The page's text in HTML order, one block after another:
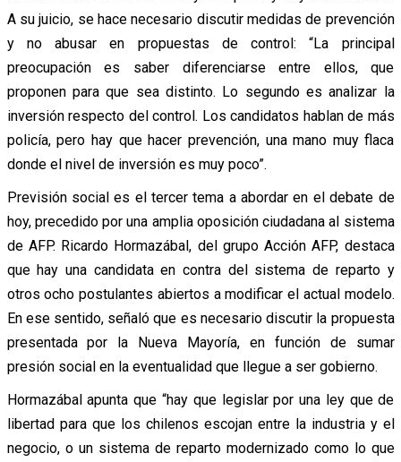
A su juicio, se hace necesario discutir medidas de prevención
y no abusar en propuestas de control: “La principal
preocupación es saber diferenciarse entre ellos, que
proponen para que sea distinto. Lo segundo es analizar la
inversión respecto del control. Los candidatos hablan de más
policía, pero hay que hacer prevención, una mano muy flaca
donde el nivel de inversión es muy poco”.
Previsión social es el tercer tema a abordar en el debate de
hoy, precedido por una amplia oposición ciudadana al sistema
de AFP. Ricardo Hormazábal, del grupo Acción AFP, destaca
que hay una candidata en contra del sistema de reparto y
otros ocho postulantes abiertos a modificar el actual modelo.
En ese sentido, señaló que es necesario discutir la propuesta
presentada por la Nueva Mayoría, en función de sumar
presión social en la eventualidad que llegue a ser gobierno.
Hormazábal apunta que “hay que legislar por una ley que de
libertad para que los chilenos escojan entre la industria y el
negocio, o un sistema de reparto modernizado como lo que